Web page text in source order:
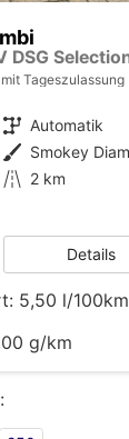
Tageszulassung
Getriebe Automatik
Außenfarbe
Kilometerstand 2 km
Details
5,50 l/100km
g/km